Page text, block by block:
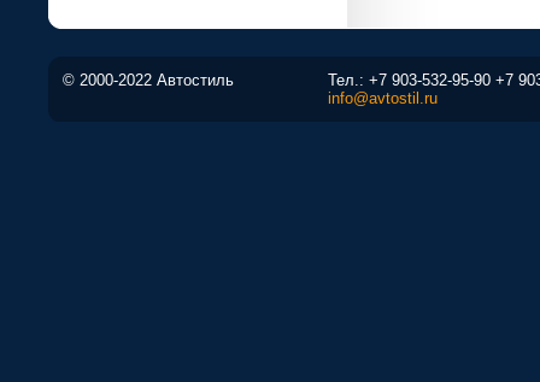
© 2000-2022 Автостиль Тел.: +7 903-532-95-90 +7
info@avtostil.ru